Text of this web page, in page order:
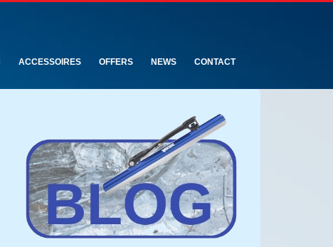
ACCESSOIRES OFFERS NEWS CONTACT